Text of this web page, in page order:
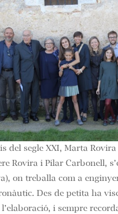
del segle XXI, Marta
Rovira i Pilar Carbonell,
on treballa com a
Des de petita ha
i sempre